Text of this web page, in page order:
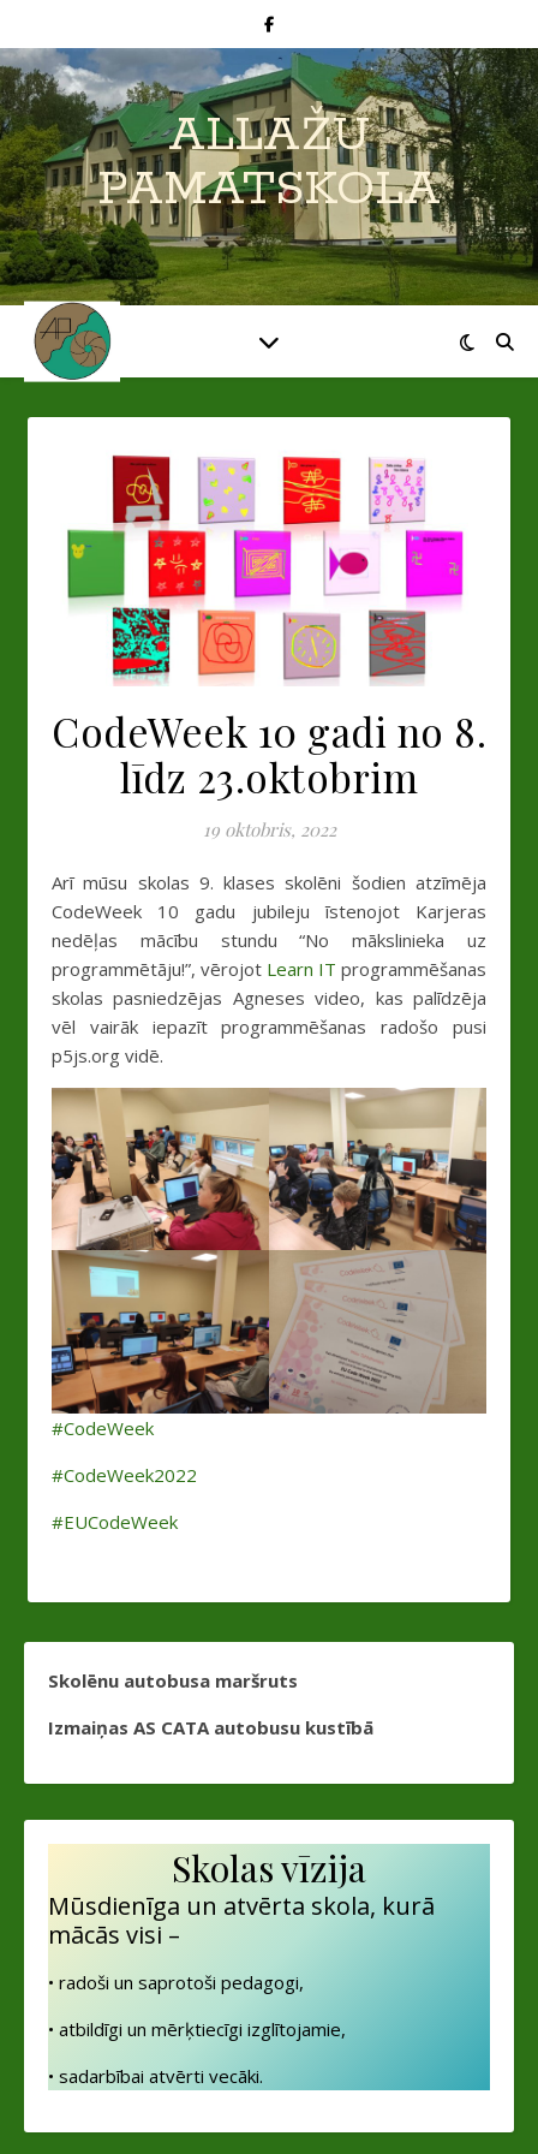
ALLAŽU
PAMATSKOLA
CodeWeek 10 gadi no 8.
līdz 23.oktobrim
19 oktobris, 2022
Arī mūsu skolas 9. klases skolēni šodien atzīmēja
CodeWeek 10 gadu jubileju īstenojot Karjeras
nedēļas mācību stundu “No mākslinieka uz
programmētāju!”, vērojot Learn IT programmēšanas
skolas pasniedzējas Agneses video, kas palīdzēja
vēl vairāk iepazīt programmēšanas radošo pusi
p5js.org vidē.
#CodeWeek
#CodeWeek2022
#EUCodeWeek
Skolēnu autobusa maršruts
Izmaiņas AS CATA autobusu kustībā
Skolas vīzija
Mūsdienīga un atvērta skola, kurā
mācās visi –
• radoši un saprotoši pedagogi,
• atbildīgi un mērķtiecīgi izglītojamie,
• sadarbībai atvērti vecāki.